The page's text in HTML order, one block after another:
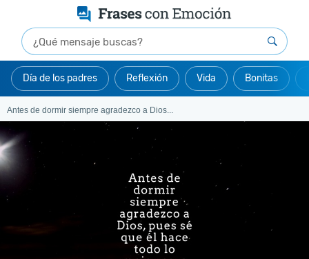
Día de los padres Reflexión Vida Bonitas
Antes de dormir siempre agradezco a Dios...